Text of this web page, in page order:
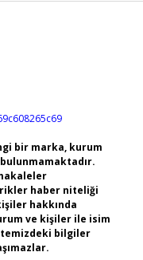
bir marka, kurum
haber niteliği
hakkında
ve kişiler ile isim
bilgiler